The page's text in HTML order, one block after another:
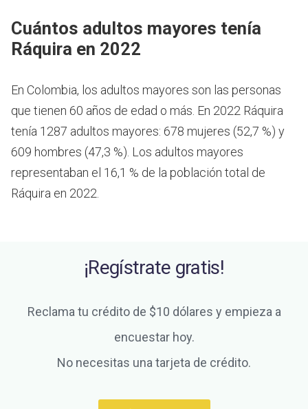
Cuántos adultos mayores tenía
Ráquira en 2022
En Colombia, los adultos mayores son las personas
que tienen 60 años de edad o más. En 2022 Ráquira
tenía 1287 adultos mayores: 678 mujeres (52,7 %) y
609 hombres (47,3 %). Los adultos mayores
representaban el 16,1 % de la población total de
Ráquira en 2022.
¡Regístrate gratis!
Reclama tu crédito de $10 dólares y empieza a
encuestar hoy.
No necesitas una tarjeta de crédito.